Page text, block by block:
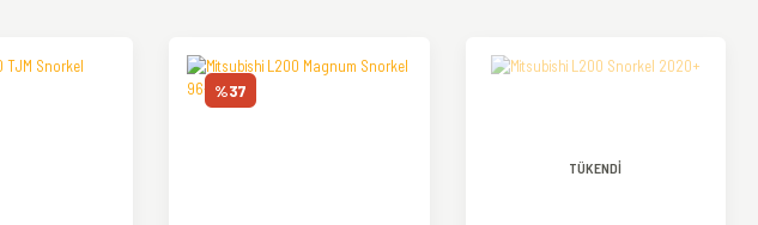
%37
TÜKENDİ